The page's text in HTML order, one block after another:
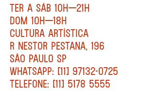
TER A SÁB 10H—21H
DOM 10H—18H
CULTURA ARTÍSTICA
R NESTOR PESTANA, 196
SÃO PAULO SP
WHATSAPP: [11] 97132-0725
TELEFONE: [11] 5178 5555